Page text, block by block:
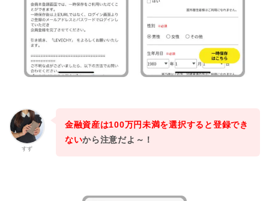
すず
金融資産は100万円未満を選択すると登録でき
ないから注意だよ～！